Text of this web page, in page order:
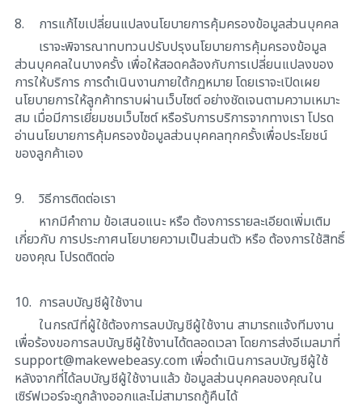
8.
การแก้ไขเปลี่ยนแปลงนโยบายการคุ้มครองข้อมูลส่วนบุคคล
เราจะพิจารณาทบทวนปรับปรุงนโยบายการคุ้มครองข้อมูล
ส่วนบุคคลในบางครั้ง เพื่อให้สอดคล้องกับการเปลี่ยนแปลงของ
การให้บริการ การดำเนินงานภายใต้กฏหมาย โดยเราจะเปิดเผย
นโยบายการให้ลูกค้าทราบผ่านเว็บไซต์ อย่างชัดเจนตามความเหมาะ
สม เมื่อมีการเยี่ยมชมเว็บไซต์ หรือรับการบริการจากทางเรา โปรด
อ่านนโยบายการคุ้มครองข้อมูลส่วนบุคคลทุกครั้งเพื่อประโยชน์
ของลูกค้าเอง
9.
วิธีการติดต่อเรา
หากมีคำถาม ข้อเสนอแนะ หรือ ต้องการรายละเอียดเพิ่มเติม
เกี่ยวกับ การประกาศนโยบายความเป็นส่วนตัว หรือ ต้องการใช้สิทธิ์
ของคุณ โปรดติดต่อ
10. การลบบัญชีผู้ใช้งาน
ในกรณีที่ผู้ใช้ต้องการลบบัญชีผู้ใช้งาน สามารถแจ้งทีมงาน
เพื่อร้องขอการลบบัญชีผู้ใช้งานได้ตลอดเวลา โดยการส่งอีเมลมาที่
support@makewebeasy.com เพื่อดำเนินการลบบัญชีผู้ใช้
หลังจากที่ได้ลบบัญชีผู้ใช้งานแล้ว ข้อมูลส่วนบุคคลของคุณใน
เซิร์ฟเวอร์จะถูกล้างออกและไม่สามารถกู้คืนได้